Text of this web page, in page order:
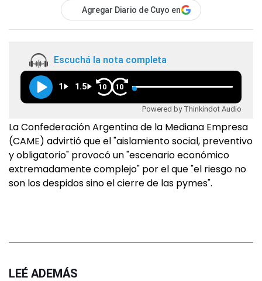
Agregar Diario de Cuyo en
Escuchá la nota completa
1 1.5 10 10
Powered by Thinkindot Audio
La Confederación Argentina de la Mediana Empresa
(CAME) advirtió que el "aislamiento social, preventivo
y obligatorio" provocó un "escenario económico
extremadamente complejo" por el que "el riesgo no
son los despidos sino el cierre de las pymes".
LEÉ ADEMÁS